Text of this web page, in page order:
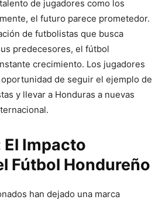
de jugadores como los
el futuro parece prometedor.
de futbolistas que busca
predecesores, el fútbol
crecimiento. Los jugadores
de seguir el ejemplo de
y llevar a Honduras a nuevas
Impacto
Fútbol Hondureño
han dejado una marca